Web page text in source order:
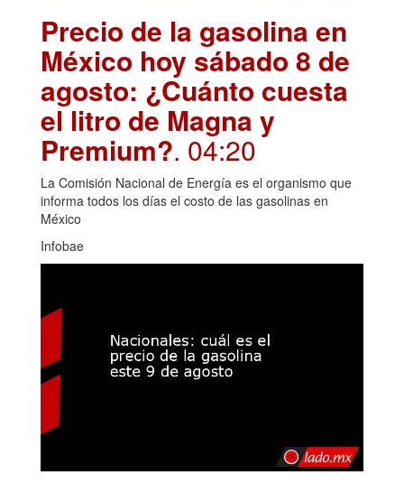
Precio de la gasolina en
México hoy sábado 8 de
agosto: ¿Cuánto cuesta
el litro de Magna y
Premium?. 04:20
La Comisión Nacional de Energía es el organismo que
informa todos los días el costo de las gasolinas en
México
Infobae